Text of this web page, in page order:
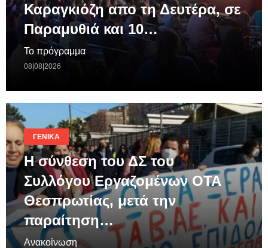
Καραγκιόζη απο τη Δευτέρα, σε
Παραμυθιά και 10…
Το πρόγραμμα
08|08|2026
ΓΕΝΙΚΆ
Η σύνθεση του ΔΣ του
Συλλόγου Εργαζομένων ΟΤΑ
Θεσπρωτίας, μετά την
παραίτηση…
Ανακοίνωση